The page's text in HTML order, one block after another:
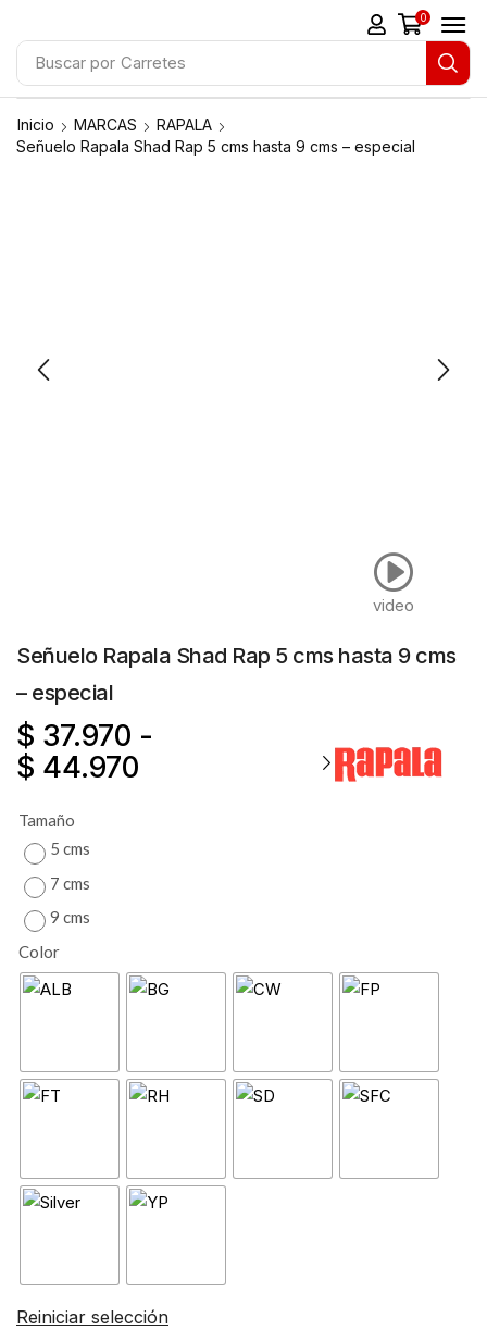
Buscar por Carretes
0
Inicio MARCAS
RAPALA
Señuelo Rapala Shad Rap 5 cms hasta 9 cms – especial
video
Señuelo Rapala Shad Rap 5 cms hasta 9 cms
– especial
$ 37.970 -
$ 44.970
Tamaño
5 cms
7 cms
9 cms
Color
Reiniciar selección